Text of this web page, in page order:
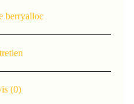
berryalloc
(0)